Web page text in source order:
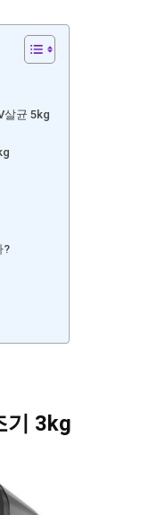
살균 5kg
?
기 3kg